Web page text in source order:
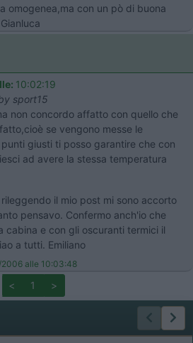
omogenea,ma con un pò di buona
10:02:19
sport15
non concordo affatto con quello che
se vengono messe le
giusti ti posso garantire che con
ad avere la stessa temperatura
il mio post mi sono accorto
pensavo. Confermo anch'io che
cabina e con gli oscuranti termici il
a tutti. Emiliano
alle 10:03:48
< 1 >